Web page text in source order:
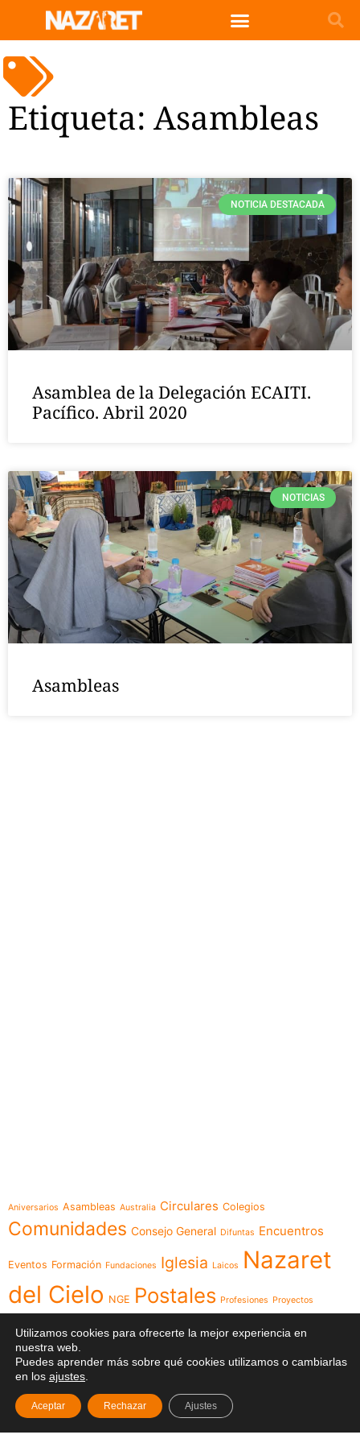
Etiqueta: Asambleas
NOTICIA DESTACADA
Asamblea de la Delegación ECAITI.
Pacífico. Abril 2020
NOTICIAS
Asambleas
Aniversarios Asambleas Australia Circulares Colegios
Comunidades Consejo General Difuntas Encuentros
Eventos Formación Fundaciones Iglesia Laicos
Nazaret
del Cielo NGE Postales Profesiones Proyectos
Recursos Red Religiosas Reuniones Videos
VisitaVisita Canónica XXIII Capítulo
General
Menú
Utilizamos cookies para ofrecerte la mejor experiencia en
nuestra web.
Puedes aprender más sobre qué cookies utilizamos o cambiarlas
en los ajustes
Aceptar Rechazar Ajustes